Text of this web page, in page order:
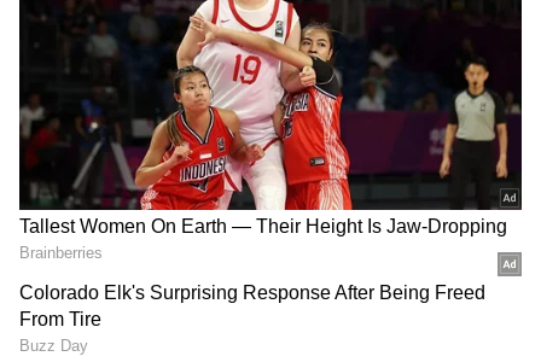
அரசு மருத்துவமனைக்கு அனுப்பி
வைத்தனர். அங்கு அவருக்கு ததீவிர
சிகிச்சை அளிக்கப்பட்டு வந்த நிலையில்
இன்று காலை உயிரிழந்தார்.
DOWNLOAD APP